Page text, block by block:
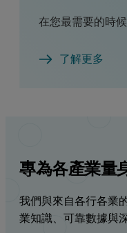
在您最需要的時
了解更多
專為各產業量
我們與來自各行各業
業知識、可靠數據與